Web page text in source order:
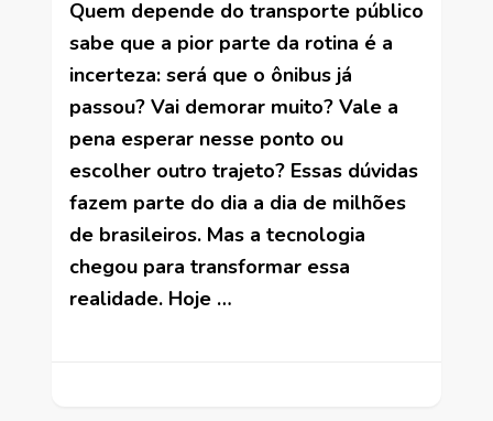
Quem depende do transporte público
sabe que a pior parte da rotina é a
incerteza: será que o ônibus já
passou? Vai demorar muito? Vale a
pena esperar nesse ponto ou
escolher outro trajeto? Essas dúvidas
fazem parte do dia a dia de milhões
de brasileiros. Mas a tecnologia
chegou para transformar essa
realidade. Hoje …